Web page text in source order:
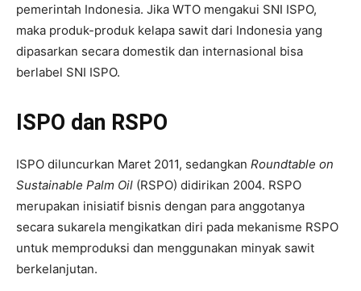
pemerintah Indonesia. Jika WTO mengakui SNI ISPO,
maka produk-produk kelapa sawit dari Indonesia yang
dipasarkan secara domestik dan internasional bisa
berlabel SNI ISPO.
ISPO dan RSPO
ISPO diluncurkan Maret 2011, sedangkan Roundtable on
Sustainable Palm Oil (RSPO) didirikan 2004. RSPO
merupakan inisiatif bisnis dengan para anggotanya
secara sukarela mengikatkan diri pada mekanisme RSPO
untuk memproduksi dan menggunakan minyak sawit
berkelanjutan.